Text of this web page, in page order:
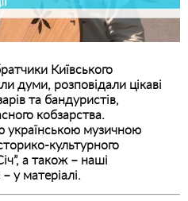
Київського
думи, розповідали цікаві
та бандуристів,
кобзарства.
українською музичною
культурного
а також – наші
у матеріалі.